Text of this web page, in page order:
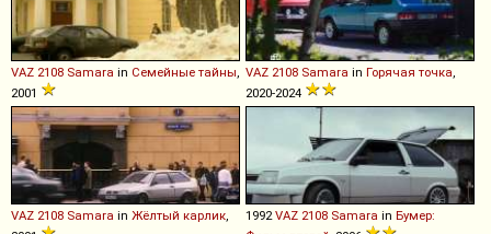
VAZ 2108 Samara in Семейные тайны,
2001
VAZ 2108 Samara in Горячая точка,
2020-2024
VAZ 2108 Samara in Жёлтый карлик,
1992VAZ 2108 Samara in Бумер: